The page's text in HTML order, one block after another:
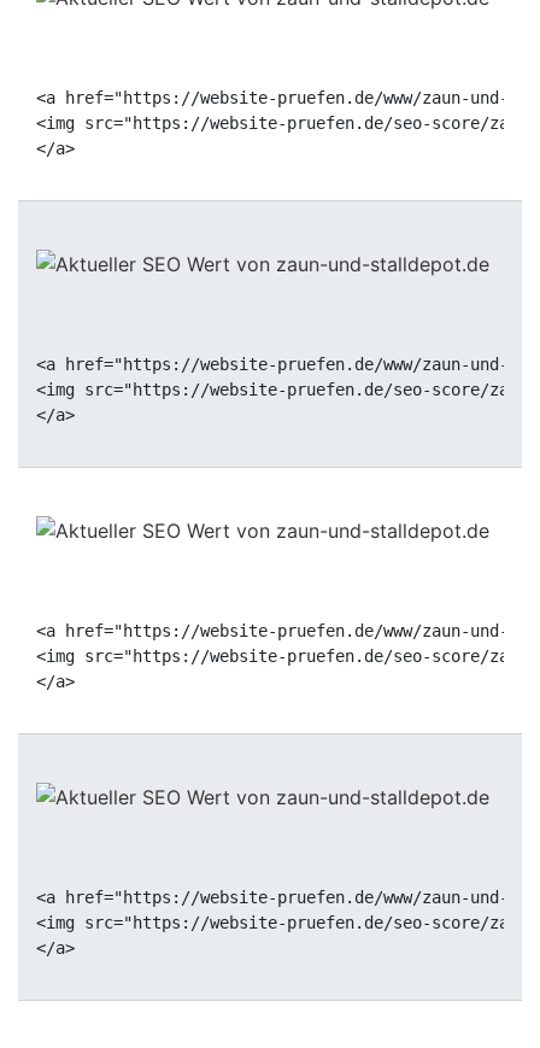
<a href="https://website-pruefen.de/www/zaun-und-
<img src="https://website-pruefen.de/seo-score/
<a href="https://website-pruefen.de/www/zaun-und-
<img src="https://website-pruefen.de/seo-score/
<a href="https://website-pruefen.de/www/zaun-und-
<img src="https://website-pruefen.de/seo-score/
<a href="https://website-pruefen.de/www/zaun-und-
<img src="https://website-pruefen.de/seo-score/